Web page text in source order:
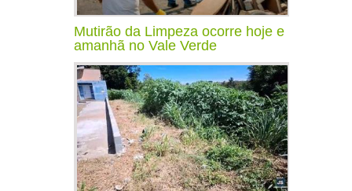
Mutirão da Limpeza ocorre hoje e
amanhã no Vale Verde